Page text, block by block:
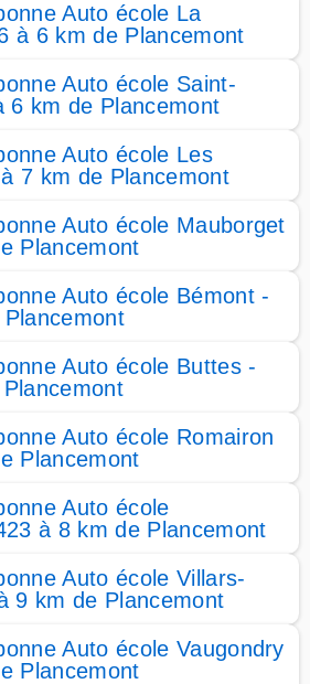
Auto école La
à 6 km de Plancemont
Auto école Saint-
6 km de Plancemont
Auto école Les
7 km de Plancemont
Auto école Mauborget
Plancemont
Auto école Bémont -
Auto école Buttes -
Auto école Romairon
Plancemont
Auto école
à 8 km de Plancemont
Auto école Villars-
9 km de Plancemont
Auto école Vaugondry
Plancemont